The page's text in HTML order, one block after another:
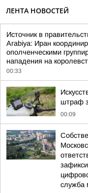
ЛЕНТА НОВОСТЕЙ
Источник в
Arabiya: Иран
ополченческими
нападения на
00:33
штраф
00:09
служба